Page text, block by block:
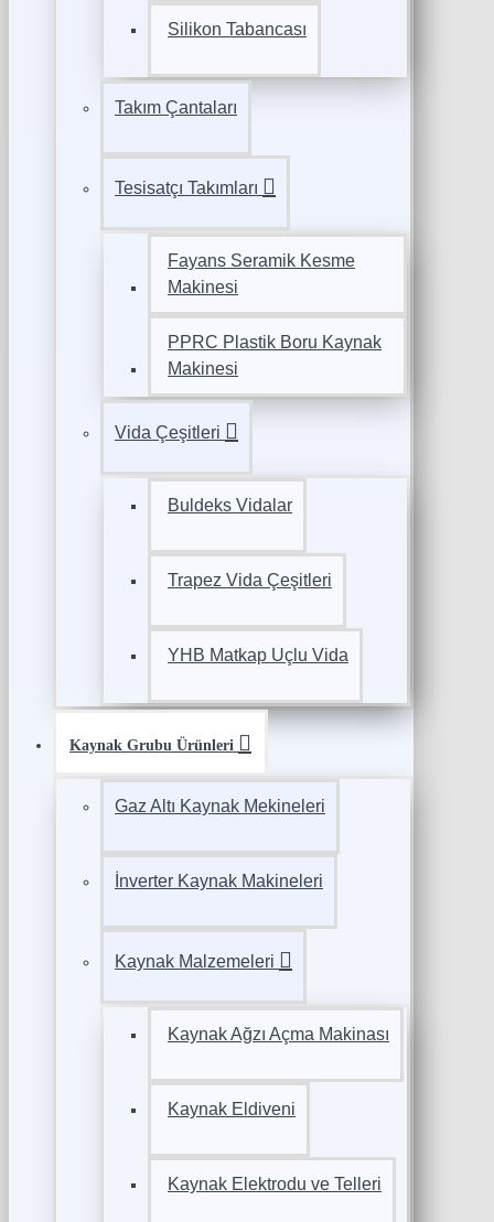
Silikon Tabancası
Takım Çantaları
Tesisatçı Takımları
Fayans Seramik Kesme
Makinesi
PPRC Plastik Boru Kaynak
Makinesi
Vida Çeşitleri
Buldeks Vidalar
Trapez Vida Çeşitleri
YHB Matkap Uçlu Vida
Kaynak Grubu Ürünleri
Gaz Altı Kaynak Mekineleri
İnverter Kaynak Makineleri
Kaynak Malzemeleri
Kaynak Ağzı Açma Makinası
Kaynak Eldiveni
Kaynak Elektrodu ve Telleri